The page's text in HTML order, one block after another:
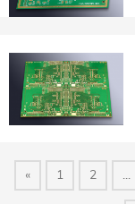
« 1 2 ...